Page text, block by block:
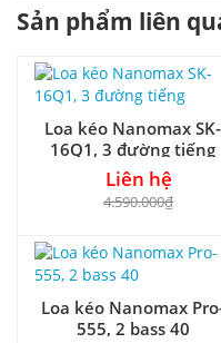
Sản phẩm liên
Loa kéo Nanomax SK-
16Q1, 3 đường tiếng
Liên hệ
4.590.000₫
Loa kéo Nanomax
555, 2 bass 40